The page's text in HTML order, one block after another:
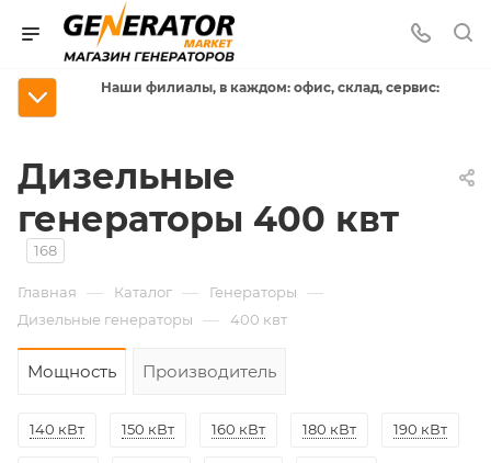
Наши филиалы, в каждом: офис, склад, сервис:
Дизельные
генераторы 400 квт
168
Главная — Каталог — Генераторы —
Дизельные генераторы — 400 квт
Мощность Производитель
140 кВт 150 кВт 160 кВт 180 кВт 190 кВт